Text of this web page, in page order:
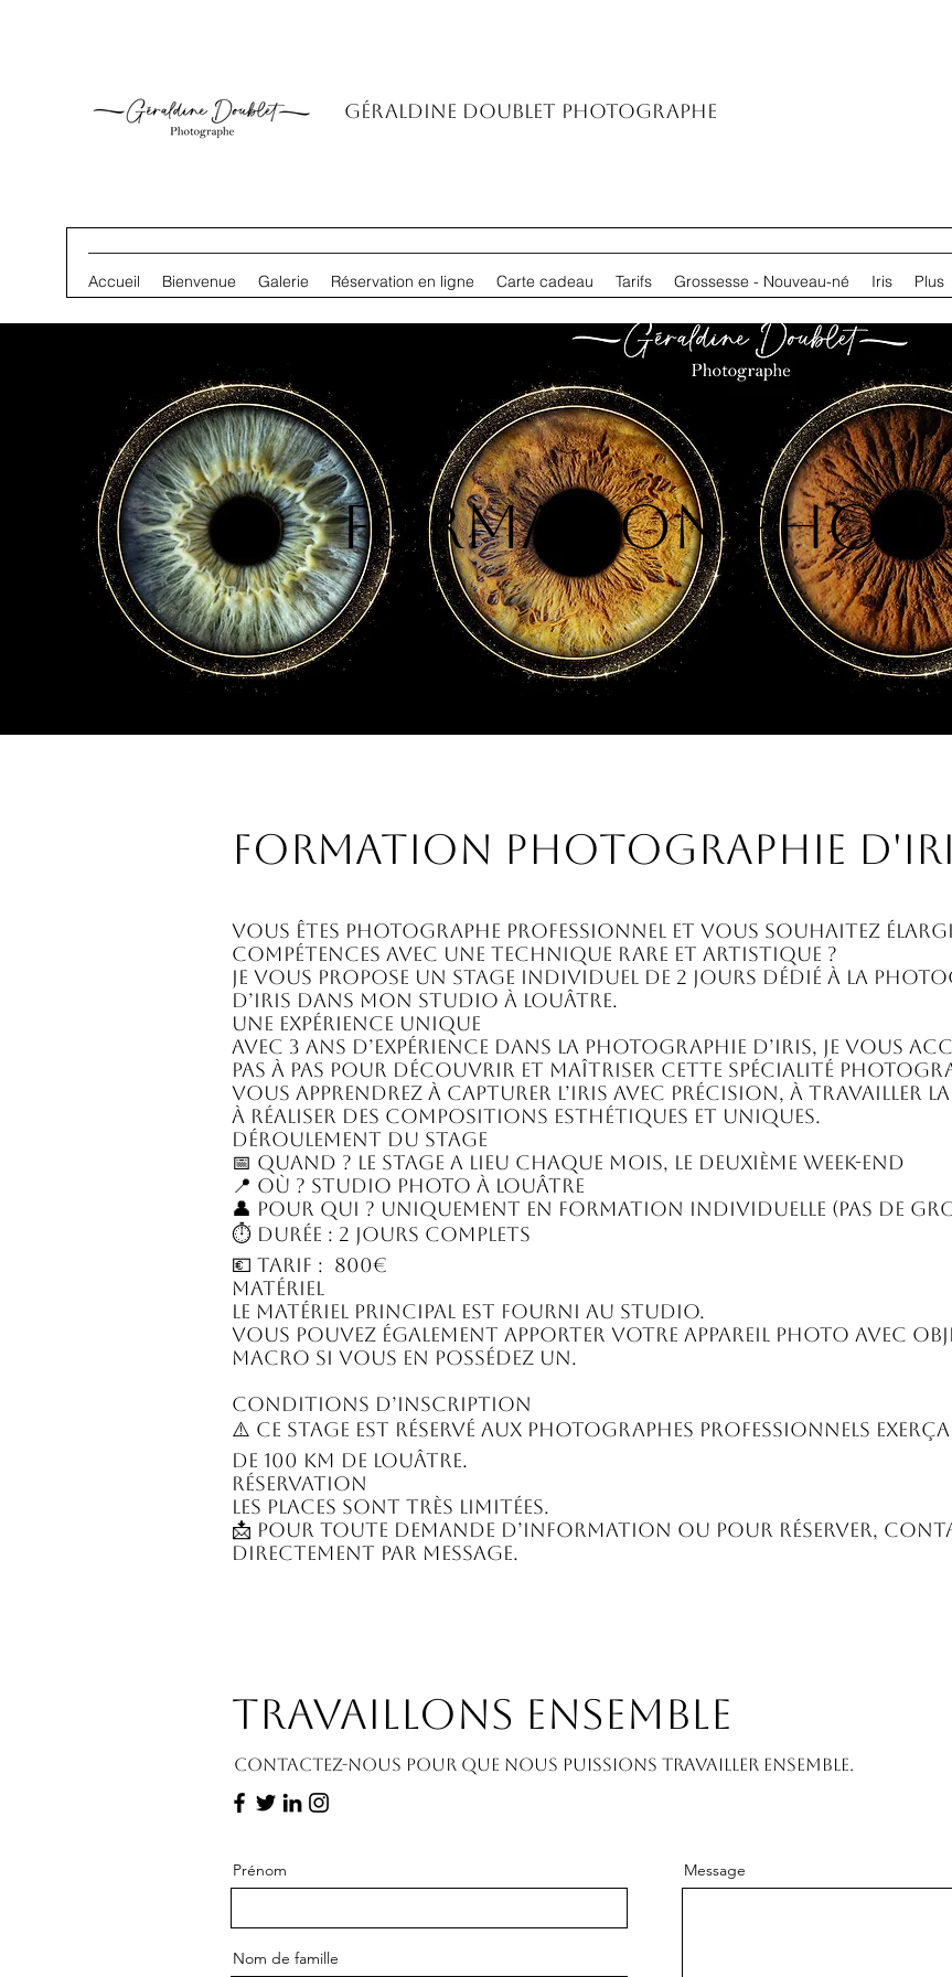
Géraldine Doublet Photographe
Accueil Bienvenue Galerie Réservation en ligne Carte cadeau Tarifs Grossesse - Nouveau-né Iris Plus
FORMATION
FORMATION PHOTOGRAPHIE
Vous êtes photographe professionnel et vous souhaitez
compétences avec une technique rare et artistique ?
Je vous propose un stage individuel de 2 jours dédié à la
d’iris dans mon studio à Louâtre.
Une expérience unique
Avec 3 ans d’expérience dans la photographie d’iris, je vous
pas à pas pour découvrir et maîtriser cette spécialité
Vous apprendrez à capturer l’iris avec précision, à travailler la
à réaliser des compositions esthétiques et uniques.
Déroulement du stage
📅 Quand ? Le stage a lieu chaque mois, le deuxième week-end
📍 Où ? Studio photo à Louâtre
👤 Pour qui ? Uniquement en formation individuelle (pas de
⏱️ Durée : 2 jours complets
💶 Tarif : 800€
Matériel
Le matériel principal est fourni au studio.
Vous pouvez également apporter votre appareil photo avec
macro si vous en possédez un.
Conditions d’inscription
⚠️ Ce stage est réservé aux photographes professionnels
de 100 km de Louâtre.
Réservation
Les places sont très limitées.
📩 Pour toute demande d’information ou pour réserver,
directement par message.
Travaillons ensemble
Contactez-nous pour que nous puissions travailler ensemble.
Prénom
Nom de famille
Message